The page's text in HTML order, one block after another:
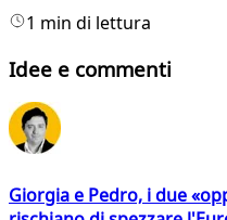
1 min di lettura
Idee e commenti
Giorgia e Pedro, i due